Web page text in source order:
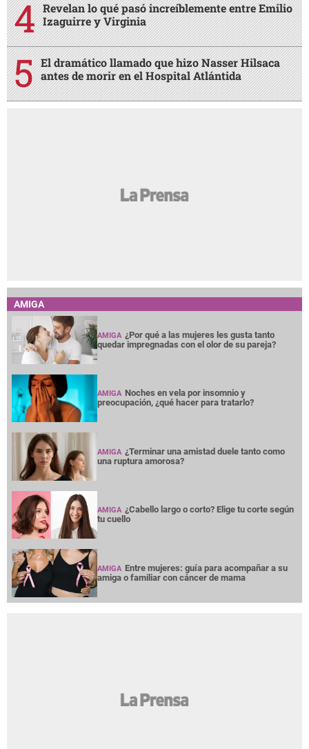
Revelan lo qué pasó increíblemente entre Emilio
Izaguirre y Virginia
El dramático llamado que hizo Nasser Hilsaca
antes de morir en el Hospital Atlántida
AMIGA
AMIGA ¿Por qué a las mujeres les gusta tanto
quedar impregnadas con el olor de su pareja?
AMIGA Noches en vela por insomnio y
preocupación, ¿qué hacer para tratarlo?
AMIGA ¿Terminar una amistad duele tanto como
una ruptura amorosa?
AMIGA ¿Cabello largo o corto? Elige tu corte según
tu cuello
AMIGA Entre mujeres: guía para acompañar a su
amiga o familiar con cáncer de mama